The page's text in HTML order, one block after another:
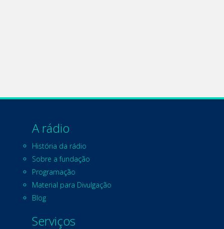
A rádio
História da rádio
Sobre a fundação
Programação
Material para Divulgação
Blog
Serviços